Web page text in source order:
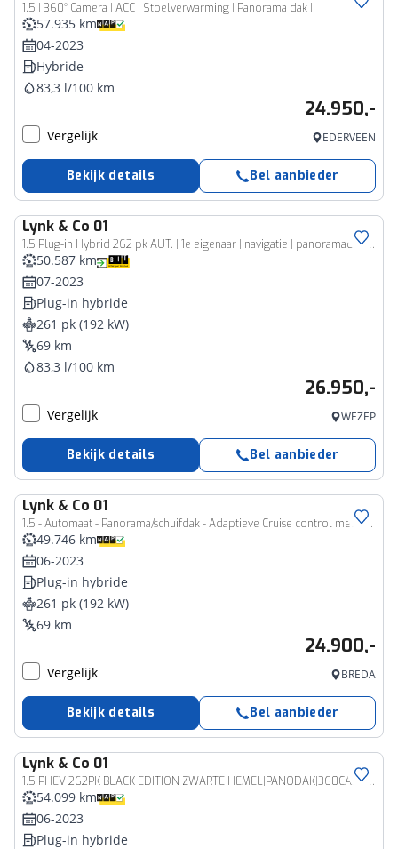
1.5 | 360° Camera | ACC | Stoelverwarming | Panorama dak |
57.935 km
04-2023
Hybride
83,3 l/100 km
24.950,-
Vergelijk EDERVEEN
Bekijk details Bel aanbieder
Lynk & Co 01
1.5 Plug-in Hybrid 262 pk AUT. | 1e eigenaar | navigatie | panoramadak | zwarte hemel | 360 camera | apple carplay
50.587 km
07-2023
Plug-in hybride
261 pk (192 kW)
69 km
83,3 l/100 km
26.950,-
Vergelijk WEZEP
Bekijk details Bel aanbieder
Lynk & Co 01
1.5 - Automaat - Panorama/schuifdak - Adaptieve Cruise control met stuurovername - Infinity Audio by Harman/Kardon - BLIS - Verwarmde voorstoelen & stuur - Adaptieve LED koplampen - Geïntegreerde dashcam voor - Elektr. bedienb. achterklep - Draadloze Apple Carplay & Android Auto - Keyless Entry & drive - 20' LMV
49.746 km
06-2023
Plug-in hybride
261 pk (192 kW)
69 km
24.900,-
Vergelijk BREDA
Bekijk details Bel aanbieder
Lynk & Co 01
1.5 PHEV 262PK BLACK EDITION ZWARTE HEMEL|PANODAK|360CAMERA|BLIS|ACC|MEMORYSTOEL|ORG.NL
54.099 km
06-2023
Plug-in hybride